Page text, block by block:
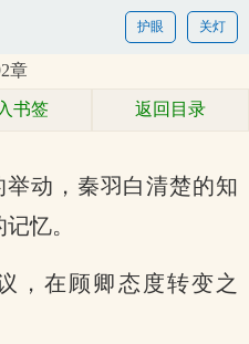
关灯
护眼
章
书签 返回目录
动，秦羽白清楚的知
忆。
，在顾卿态度转变之